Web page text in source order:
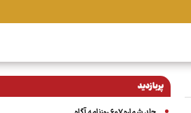
پربازدید